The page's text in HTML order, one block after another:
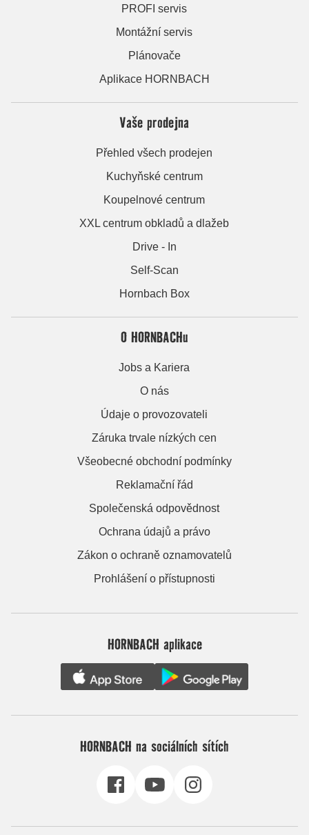
PROFI servis
Montážní servis
Plánovače
Aplikace HORNBACH
Vaše prodejna
Přehled všech prodejen
Kuchyňské centrum
Koupelnové centrum
XXL centrum obkladů a dlažeb
Drive - In
Self-Scan
Hornbach Box
O HORNBACHu
Jobs a Kariera
O nás
Údaje o provozovateli
Záruka trvale nízkých cen
Všeobecné obchodní podmínky
Reklamační řád
Společenská odpovědnost
Ochrana údajů a právo
Zákon o ochraně oznamovatelů
Prohlášení o přístupnosti
HORNBACH aplikace
HORNBACH na sociálních sítích